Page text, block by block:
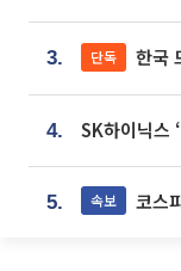
3. 단독 한국 드
4.
5. 속보 코스